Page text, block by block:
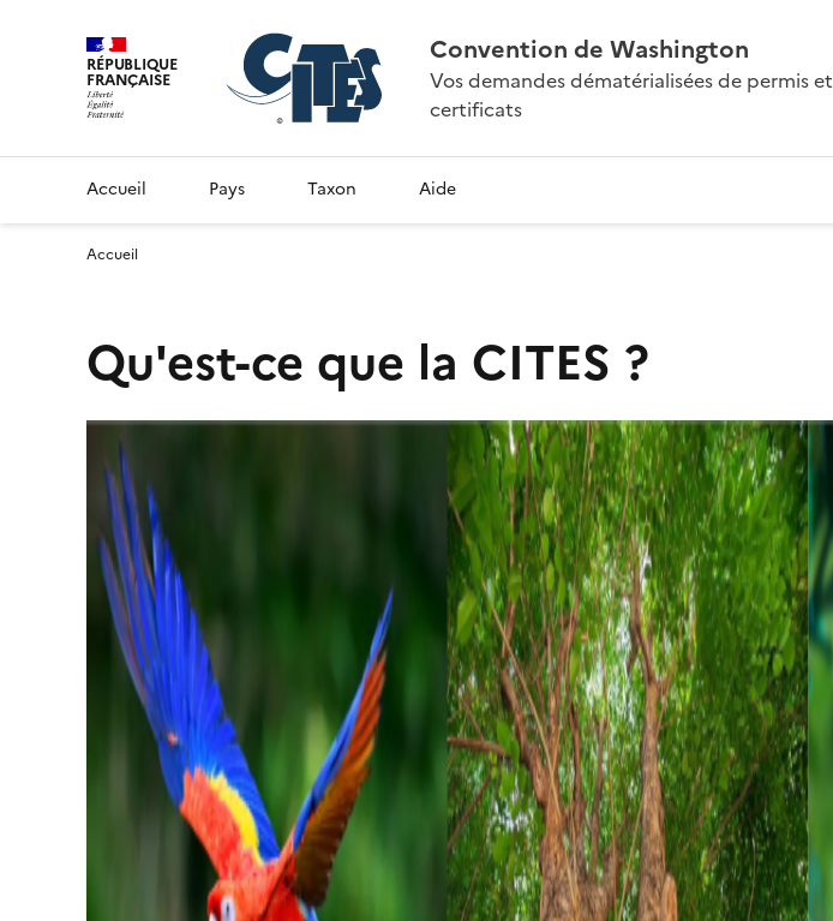
RÉPUBLIQUE
FRANÇAISE
Convention de Washington
Vos demandes dématérialisées de permis et
certificats
Accueil Pays Taxon Aide
Accueil
Qu'est-ce que la CITES ?